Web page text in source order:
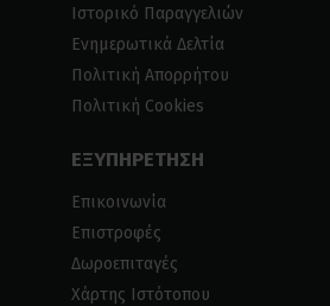
Ιστορικό Παραγγελιών
Ενημερωτικά Δελτία
Πολιτική Απορρήτου
Πολιτική Cookies
ΕΞΥΠΗΡΕΤΗΣΗ
Επικοινωνία
Επιστροφές
Δωροεπιταγές
Χάρτης Ιστότοπου